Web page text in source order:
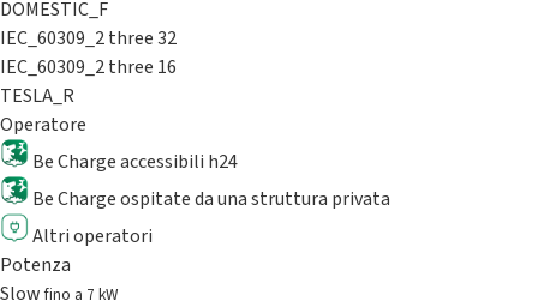
DOMESTIC_F
IEC_60309_2 three 32
IEC_60309_2 three 16
TESLA_R
Operatore
Be Charge accessibili h24
Be Charge ospitate da una struttura privata
Altri operatori
Potenza
Slowfino a 7 kW